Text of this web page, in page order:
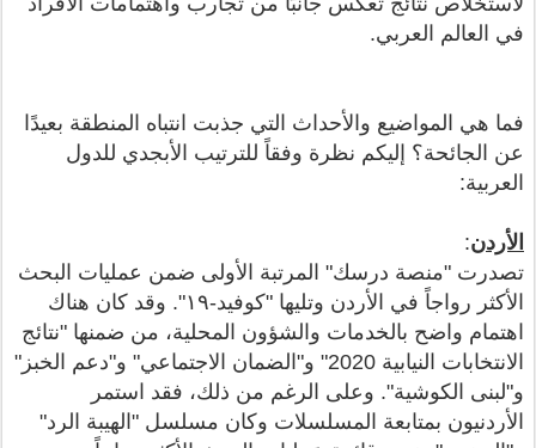
في العالم العربي.
فما هي المواضيع والأحداث التي جذبت انتباه المنطقة بعيدًا
عن الجائحة؟ إليكم نظرة وفقاً للترتيب الأبجدي للدول
العربية:
الأردن:
تصدرت "منصة درسك" المرتبة الأولى ضمن عمليات البحث
الأكثر رواجاً في الأردن وتليها "كوفيد-١٩". وقد كان هناك
اهتمام واضح بالخدمات والشؤون المحلية، من ضمنها "نتائج
الانتخابات النيابية 2020" و"الضمان الاجتماعي" و"دعم الخبز"
و"لبنى الكوشية". وعلى الرغم من ذلك، فقد استمر
الأردنيون بمتابعة المسلسلات وكان مسلسل "الهيبة الرد"